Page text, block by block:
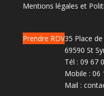
Mentions légales et
Prendre RDV35 Place
69590 St
Tél : 09 67
Mobile : 06
Mail :